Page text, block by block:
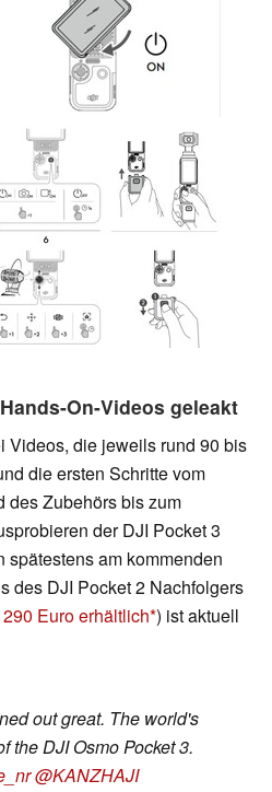
On-Videos geleakt
Videos, die jeweils rund 90 bis
die ersten Schritte vom
des Zubehörs bis zum
der DJI Pocket 3
am kommenden
des DJI Pocket 2 Nachfolgers
Euro erhältlich ) ist aktuell
out great. The world's
the DJI Osmo Pocket 3.
@KANZHAJI